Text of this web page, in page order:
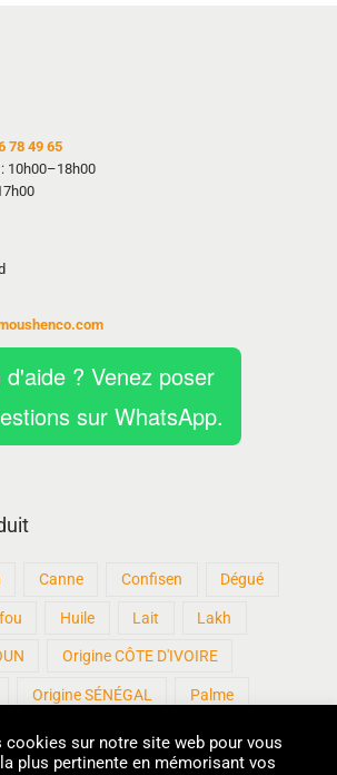
78 49 65
10h00–18h00
d'aide ? Venez poser
sur WhatsApp.
Canne Confisen Dégué
Huile Lait Lakh
Origine CÔTE D'IVOIRE
Origine SÉNÉGAL Palme
artisanaux Roux
Sucre Thiakry Thiere
sur notre site web pour vous
plus pertinente en mémorisant vos